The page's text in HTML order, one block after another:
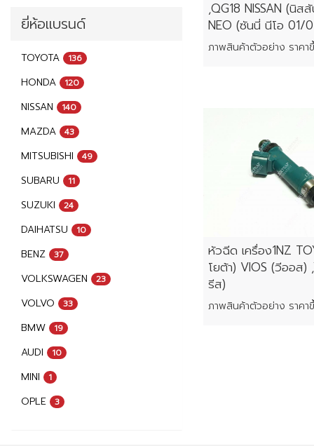
ยี่ห้อแบรนด์
TOYOTA 136
HONDA 120
NISSAN 140
MAZDA 43
MITSUBISHI 49
SUBARU 11
SUZUKI 24
DAIHATSU 10
BENZ 37
VOLKSWAGEN 23
VOLVO 33
BMW 19
AUDI 10
MINI 1
OPLE 3
,QG18 NISSAN (นิส
NEO (ซันนี่ นีโอ 01/
หัวฉีด เครื่อง1NZ
โยต้า) VIOS (วีออส)
รีส)